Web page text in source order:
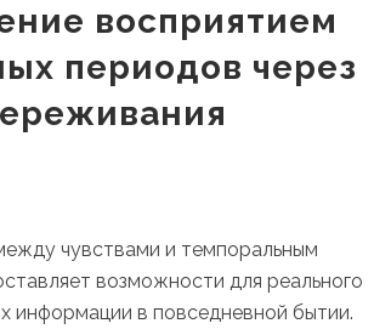
восприятием
периодов через
чувствами и темпоральным
возможности для реального
информации в повседневной бытии.